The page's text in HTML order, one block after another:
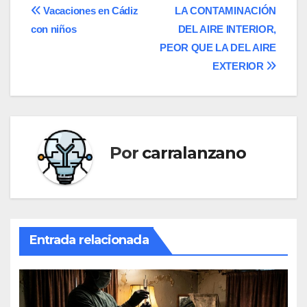
Navegación
LA CONTAMINACIÓN
DEL AIRE INTERIOR,
PEOR QUE LA DEL AIRE
EXTERIOR
Vacaciones en Cádiz
con niños
Por carralanzano
Entrada relacionada